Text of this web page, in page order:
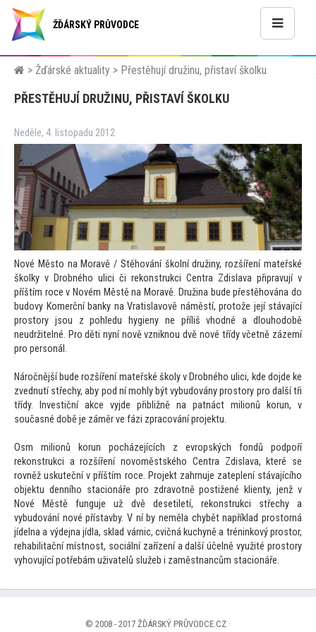
ŽĎÁRSKÝ PRŮVODCE
> Žďárské aktuality > Přestěhují družinu, přistaví školku
PŘESTĚHUJÍ DRUŽINU, PŘISTAVÍ ŠKOLKU
Neděle, 4. listopadu 2012
Nové Město na Moravě / Stěhování školní družiny, rozšíření mateřské
školky v Drobného ulici či rekonstrukci Centra Zdislava připravují v
příštím roce v Novém Městě na Moravě. Družina bude přestěhována do
budovy Komerční banky na Vratislavově náměstí, protože její stávající
prostory jsou z pohledu hygieny ne příliš vhodné a dlouhodobě
neudržitelné. Pro děti nyní nově vzniknou dvě nové třídy včetně zázemí
pro personál.
Náročnější bude rozšíření mateřské školy v Drobného ulici, kde dojde ke
zvednutí střechy, aby pod ní mohly být vybudovány prostory pro další tři
třídy. Investiční akce vyjde přibližně na patnáct milionů korun, v
současné době je záměr ve fázi zpracování projektu.
Osm milionů korun pocházejících z evropských fondů podpoří
rekonstrukci a rozšíření novoměstského Centra Zdislava, které se
rovněž uskuteční v příštím roce. Projekt zahrnuje zateplení stávajícího
objektu denního stacionáře pro zdravotně postižené klienty, jenž v
Nové Městě funguje už dvě desetiletí, rekonstrukci střechy a
vybudování nové přístavby. V ní by neměla chybět například prostorná
jídelna a výdejna jídla, sklad várnic, cvičná kuchyně a tréninkový prostor,
rehabilitační místnost, sociální zařízení a další účelně využité prostory
vyhovující potřebám uživatelů služeb i zaměstnancům stacionáře.
© 2008 - 2017 ŽĎÁRSKÝ PRŮVODCE.CZ ·